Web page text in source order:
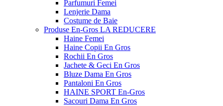
Parfumuri Femei
Lenjerie Dama
Costume de Baie
Produse En-Gros LA REDUCERE
Haine Femei
Haine Copii En Gros
Rochii En Gros
Jachete & Geci En Gros
Bluze Dama En Gros
Pantaloni En Gros
HAINE SPORT En-Gros
Sacouri Dama En Gros